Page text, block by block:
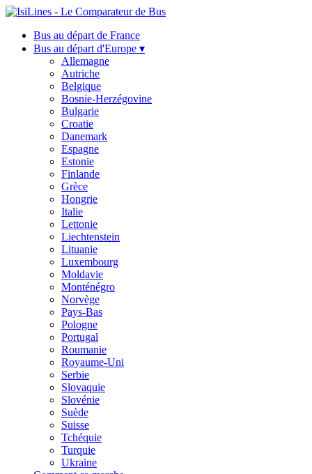
Bus au départ de France
Bus au départ d'Europe ▾
Allemagne
Autriche
Belgique
Bosnie-Herzégovine
Bulgarie
Croatie
Danemark
Espagne
Estonie
Finlande
Grèce
Hongrie
Italie
Lettonie
Liechtenstein
Lituanie
Luxembourg
Moldavie
Monténégro
Norvège
Pays-Bas
Pologne
Portugal
Roumanie
Royaume-Uni
Serbie
Slovaquie
Slovénie
Suède
Suisse
Tchéquie
Turquie
Ukraine